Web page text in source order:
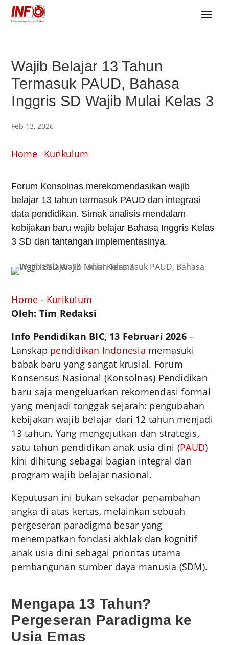
Wajib Belajar 13 Tahun
Termasuk PAUD, Bahasa
Inggris SD Wajib Mulai Kelas 3
Feb 13, 2026
Home- Kurikulum
Forum Konsolnas merekomendasikan wajib
belajar 13 tahun termasuk PAUD dan integrasi
data pendidikan. Simak analisis mendalam
kebijakan baru wajib belajar Bahasa Inggris Kelas
3 SD dan tantangan implementasinya.
Home - Kurikulum
Oleh: Tim Redaksi
Info Pendidikan BIC, 13 Februari 2026–
Lanskap pendidikan Indonesia memasuki
babak baru yang sangat krusial. Forum
Konsensus Nasional (Konsolnas) Pendidikan
baru saja mengeluarkan rekomendasi formal
yang menjadi tonggak sejarah: pengubahan
kebijakan wajib belajar dari 12 tahun menjadi
13 tahun. Yang mengejutkan dan strategis,
satu tahun pendidikan anak usia dini (PAUD)
kini dihitung sebagai bagian integral dari
program wajib belajar nasional.
Keputusan ini bukan sekadar penambahan
angka di atas kertas, melainkan sebuah
pergeseran paradigma besar yang
menempatkan fondasi akhlak dan kognitif
anak usia dini sebagai prioritas utama
pembangunan sumber daya manusia (SDM).
Mengapa 13 Tahun?
Pergeseran Paradigma ke
Usia Emas